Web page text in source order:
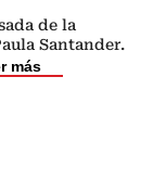
de la
Santander.
más